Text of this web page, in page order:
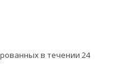
в течении 24